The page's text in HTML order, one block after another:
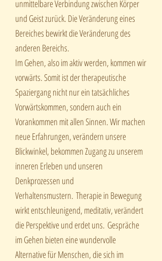
unmittelbare Verbindung zwischen Körper
und Geist zurück. Die Veränderung eines
Bereiches bewirkt die Veränderung des
anderen Bereichs.
Im Gehen, also im aktiv werden, kommen wir
vorwärts. Somit ist der therapeutische
Spaziergang nicht nur ein tatsächliches
Vorwärtskommen, sondern auch ein
Vorankommen mit allen Sinnen. Wir machen
neue Erfahrungen, verändern unsere
Blickwinkel, bekommen Zugang zu unserem
inneren Erleben und unseren
Denkprozessen und
Verhaltensmustern. Therapie in Bewegung
wirkt entschleunigend, meditativ, verändert
die Perspektive und erdet uns. Gespräche
im Gehen bieten eine wundervolle
Alternative für Menschen, die sich im